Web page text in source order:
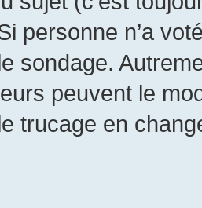
personne n’a
sondage.
peuvent le
trucage en